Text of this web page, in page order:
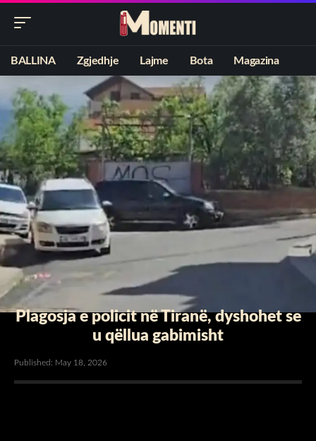
BALLINA Zgjedhje Lajme Bota Magazina
Plagosja e policit në Tiranë, dyshohet se
u qëllua gabimisht
Published: May 18, 2026